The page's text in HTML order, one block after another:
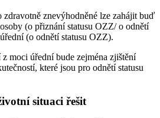
znevýhodněné lze zahájit buď
(o přiznání statusu OZZ/ o odnětí
(o odnětí statusu OZZ).
moci úřední bude zejména zjištění
které jsou pro odnětí statusu
situaci řešit